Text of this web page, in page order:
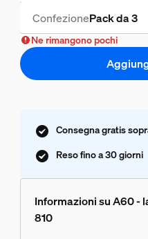
ConfezionePack da 3
Ne rimangono pochi
Consegna gratis
Reso fino a 30 giorni
Informazioni su A60 -
810